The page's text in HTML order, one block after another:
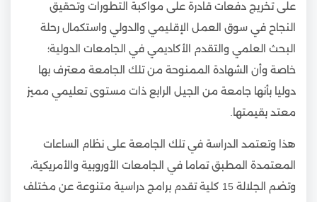
على تخريج دفعات قادرة على مواكبة التطورات وتحقيق
النجاح في سوق العمل الإقليمي والدولي واستكمال رحلة
البحث العلمي والتقدم الأكاديمي في الجامعات الدولية؛
خاصة وأن الشهادة الممنوحة من تلك الجامعة معترف بها
دوليا بأنها جامعة من الجيل الرابع ذات مستوى تعليمي مميز
معتد بقيمتها.
هذا وتعتمد الدراسة في تلك الجامعة على نظام الساعات
المعتمدة المطبق تماما في الجامعات الأوروبية والأمريكية،
وتضم الجلالة 15 كلية تقدم برامج دراسية متنوعة عن مختلف